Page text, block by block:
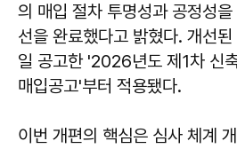
의 매입 절차 투명성과 공정성
선을 완료했다고 밝혔다. 개선
일 공고한 '2026년도 제1차 신
매입공고'부터 적용됐다.
이번 개편의 핵심은 심사 체계